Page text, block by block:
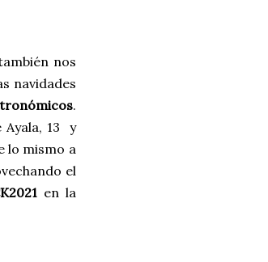
nos
navidades
.
13 y
lo mismo a
el
en la